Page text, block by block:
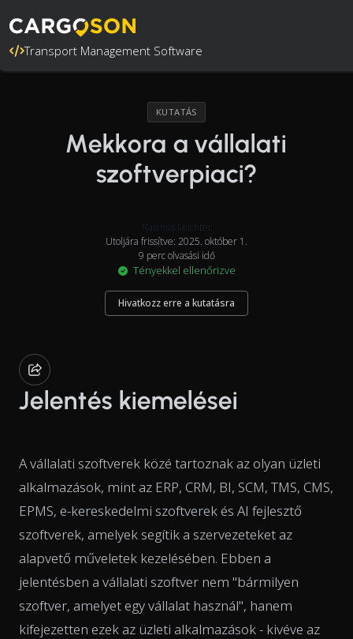
Transport Management Software
KUTATÁS
Mekkora a vállalati
szoftverpiaci?
Rasmus Leichter
Utoljára frissítve: 2025. október 1.
9 perc olvasási idő
Tényekkel ellenőrizve
Hivatkozz erre a kutatásra
Jelentés kiemelései
A vállalati szoftverek közé tartoznak az olyan üzleti
alkalmazások, mint az ERP, CRM, BI, SCM, TMS, CMS,
EPMS, e-kereskedelmi szoftverek és AI fejlesztő
szoftverek, amelyek segítik a szervezeteket az
alapvető műveletek kezelésében. Ebben a
jelentésben a vállalati szoftver nem "bármilyen
szoftver, amelyet egy vállalat használ", hanem
kifejezetten ezek az üzleti alkalmazások - kivéve az